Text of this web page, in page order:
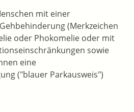
mit einer
(Merkzeichen
oder Phokomelie oder mit
sowie
eine
("blauer Parkausweis")